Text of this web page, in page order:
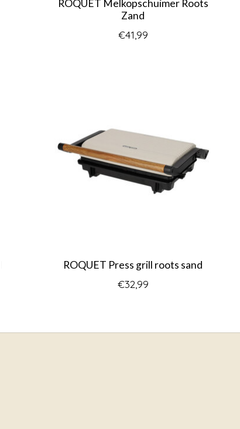
ROQUET Melkopschuimer Roots
Zand
€41,99
ROQUET Press grill roots sand
€32,99